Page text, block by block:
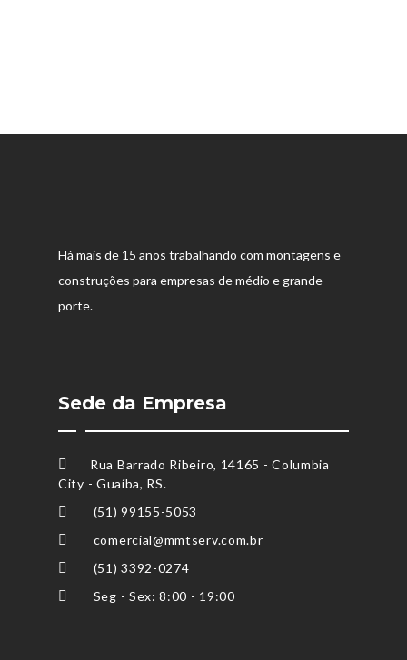
Há mais de 15 anos trabalhando com montagens e
construções para empresas de médio e grande
porte.
Sede da Empresa
Rua Barrado Ribeiro, 14165 - Columbia
City - Guaíba, RS.
(51) 99155-5053
comercial@mmtserv.com.br
(51) 3392-0274
Seg - Sex: 8:00 - 19:00